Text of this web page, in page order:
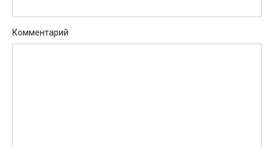
Комментарий